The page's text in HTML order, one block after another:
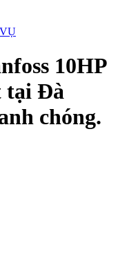
10HP
tại Đà
chóng.